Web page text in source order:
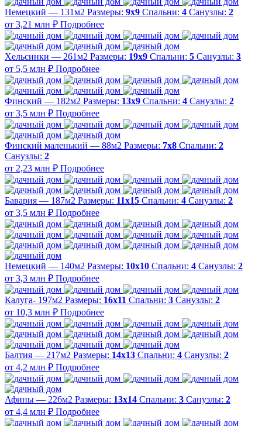
Немецкий — 131м2 Размеры: 9х9 Спальни: 4 Санузлы: 2
от 3,21 млн ₽ Подробнее
Хельсинки — 261м2 Размеры: 19х9 Спальни: 5 Санузлы: 3
от 5,5 млн ₽ Подробнее
Финский — 182м2 Размеры: 13х9 Спальни: 4 Санузлы: 2
от 3,5 млн ₽ Подробнее
Финский маленький — 88м2 Размеры: 7х8 Спальни: 2
Санузлы: 2
от 2,23 млн ₽ Подробнее
Бавария — 187м2 Размеры: 11х15 Спальни: 4 Санузлы: 2
от 3,5 млн ₽ Подробнее
Немецкий — 140м2 Размеры: 10х10 Спальни: 4 Санузлы: 2
от 3,3 млн ₽ Подробнее
Калуга- 197м2 Размеры: 16х11 Спальни: 3 Санузлы: 2
от 10,3 млн ₽ Подробнее
Балтия — 217м2 Размеры: 14х13 Спальни: 4 Санузлы: 2
от 4,2 млн ₽ Подробнее
Афины — 226м2 Размеры: 13х14 Спальни: 3 Санузлы: 2
от 4,4 млн ₽ Подробнее